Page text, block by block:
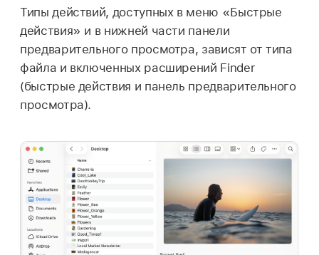
Типы действий, доступных в меню «Быстрые
действия» и в нижней части панели
предварительного просмотра, зависят от типа
файла и включенных расширений Finder
(быстрые действия и панель предварительного
просмотра).